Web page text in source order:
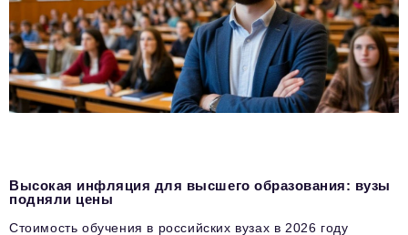
Высокая инфляция для высшего образования: вузы
подняли цены
Стоимость обучения в российских вузах в 2026 году